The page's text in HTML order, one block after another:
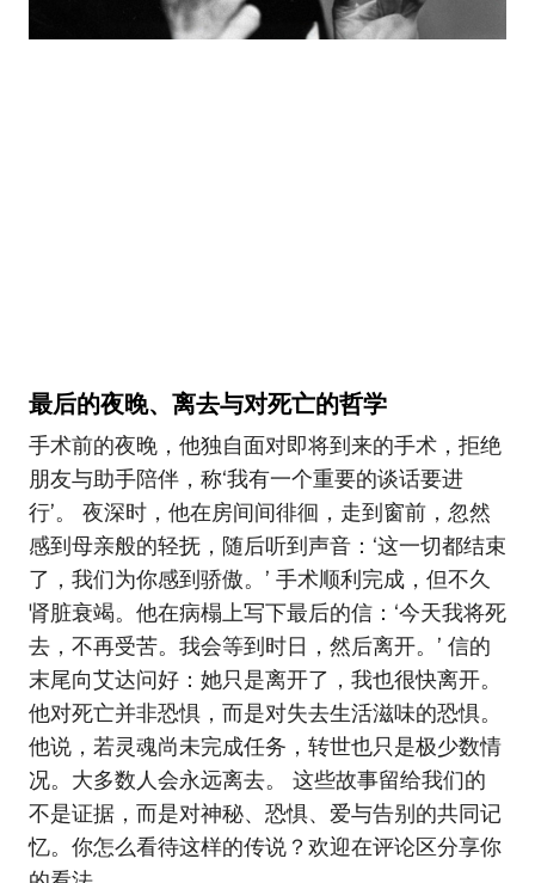
最后的夜晚、离去与对死亡的哲学
手术前的夜晚，他独自面对即将到来的手术，拒绝
朋友与助手陪伴，称‘我有一个重要的谈话要进
行’。 夜深时，他在房间间徘徊，走到窗前，忽然
感到母亲般的轻抚，随后听到声音：‘这一切都结束
了，我们为你感到骄傲。’ 手术顺利完成，但不久
肾脏衰竭。他在病榻上写下最后的信：‘今天我将死
去，不再受苦。我会等到时日，然后离开。’ 信的
末尾向艾达问好：她只是离开了，我也很快离开。
他对死亡并非恐惧，而是对失去生活滋味的恐惧。
他说，若灵魂尚未完成任务，转世也只是极少数情
况。大多数人会永远离去。 这些故事留给我们的
不是证据，而是对神秘、恐惧、爱与告别的共同记
忆。你怎么看待这样的传说？欢迎在评论区分享你